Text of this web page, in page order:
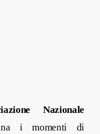
Nazionale
i momenti di